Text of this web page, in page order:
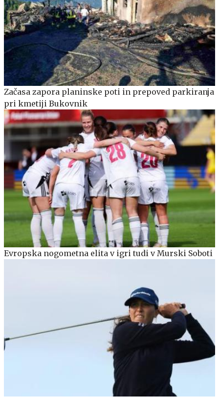
Začasa zapora planinske poti in prepoved parkiranja
pri kmetiji Bukovnik
Evropska nogometna elita v igri tudi v Murski Soboti